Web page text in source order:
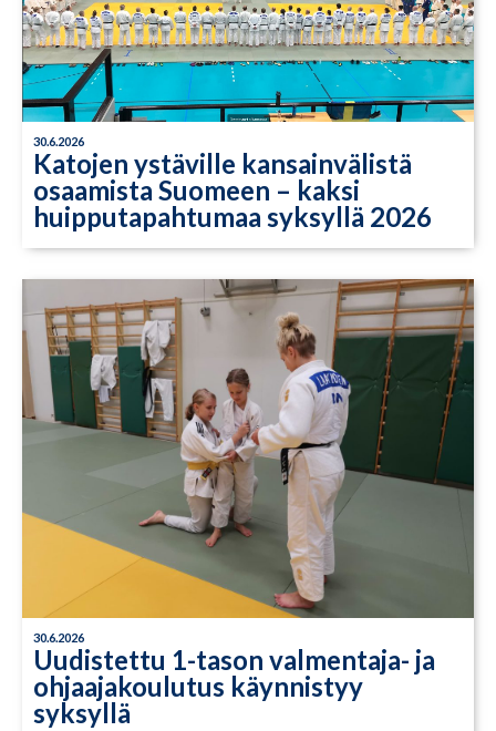
30.6.2026
Katojen ystäville kansainvälistä
osaamista Suomeen – kaksi
huipputapahtumaa syksyllä 2026
30.6.2026
Uudistettu 1-tason valmentaja- ja
ohjaajakoulutus käynnistyy
syksyllä